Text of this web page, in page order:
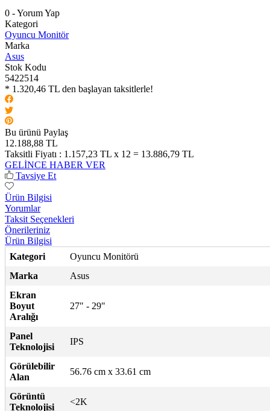
0 - Yorum Yap
Kategori
Oyuncu Monitör
Marka
Asus
Stok Kodu
5422514
* 1.320,46 TL den başlayan taksitlerle!
Bu ürünü Paylaş
12.188,88 TL
Taksitli Fiyatı : 1.157,23 TL x 12 = 13.886,79 TL
GELİNCE HABER VER
Tavsiye Et
Ürün Bilgisi
Yorumlar
Taksit Seçenekleri
Önerileriniz
Ürün Bilgisi
Kategori
Oyuncu Monitörü
Marka
Asus
Ekran
Boyut
Aralığı
27" - 29"
Panel
Teknolojisi
IPS
Görülebilir
Alan
56.76 cm x 33.61 cm
Görüntü
Teknolojisi
<2K